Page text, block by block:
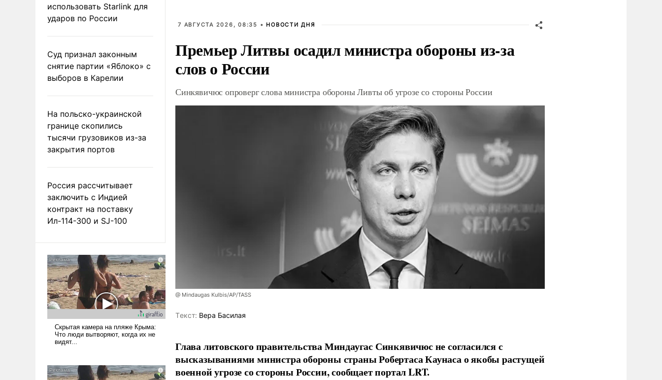
использовать Starlink для
ударов по России
Суд признал законным
снятие партии «Яблоко» с
выборов в Карелии
На польско-украинской
границе скопились
тысячи грузовиков из-за
закрытия портов
Россия рассчитывает
заключить с Индией
контракт на поставку
Ил-114-300 и SJ-100
7 АВГУСТА 2026, 08:35 • НОВОСТИ ДНЯ
Премьер Литвы осадил министра обороны из-за
слов о России
Синкявичюс опроверг слова министра обороны Ливты об угрозе со стороны России
@ Mindaugas Kulbis/AP/TASS
Tекст: Вера Басилая
Глава литовского правительства Миндаугас Синкявичюс не согласился с
высказываниями министра обороны страны Робертаса Каунаса о якобы растущей
военной угрозе со стороны России, сообщает портал LRT.